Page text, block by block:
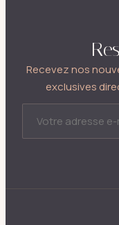
Recevez nos
exclusives